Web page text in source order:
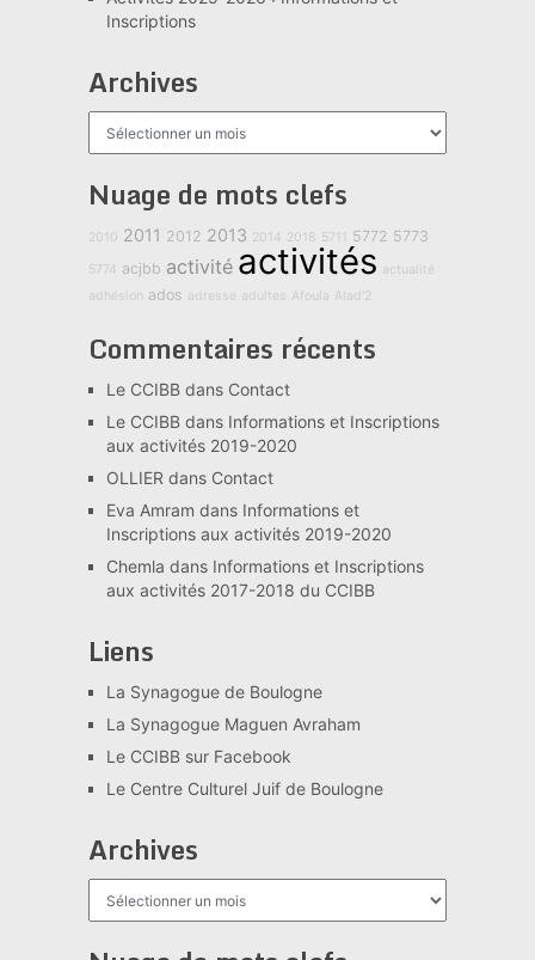
Inscriptions
Archives
Nuage de mots clefs
2010 2011 2012 2013 2014 2018 5711 5772 5773
5774 acjbb activité activités actualité
adhésion ados adresse adultes Afoula Alad'2
Commentaires récents
Le CCIBBdans Contact
Le CCIBBdans Informations et Inscriptions
aux activités 2019-2020
OLLIER dans Contact
Eva Amram dans Informations et
Inscriptions aux activités 2019-2020
Chemla dans Informations et Inscriptions
aux activités 2017-2018 du CCIBB
Liens
La Synagogue de Boulogne
La Synagogue Maguen Avraham
Le CCIBB sur Facebook
Le Centre Culturel Juif de Boulogne
Archives